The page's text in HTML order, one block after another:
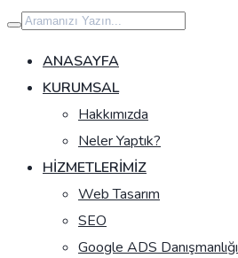
İçeriğe
geç
ANASAYFA
KURUMSAL
Hakkımızda
Neler Yaptık?
HIZMETLERIMIZ
Web Tasarım
SEO
Google ADS Danışmanlığı